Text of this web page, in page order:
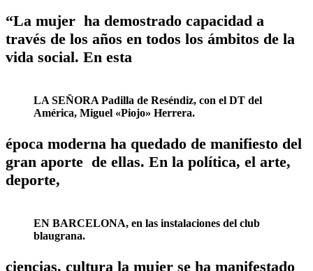
“La mujer ha demostrado capacidad a
través de los años en todos los ámbitos de la
vida social. En esta
LA SEÑORA Padilla de Reséndiz, con el DT del
América, Miguel «Piojo» Herrera.
época moderna ha quedado de manifiesto del
gran aporte de ellas. En la política, el arte,
deporte,
EN BARCELONA, en las instalaciones del club
blaugrana.
ciencias, cultura la mujer se ha manifestado